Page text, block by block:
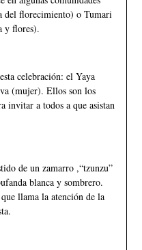
del florecimiento) o Tumari
y flores).
celebración: el Yaya
(mujer). Ellos son los
invitar a todos a que asistan
de un zamarro ,“tzunzu”
blanca y sombrero.
llama la atención de la